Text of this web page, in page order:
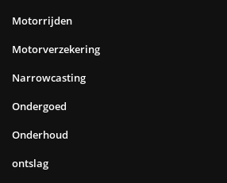
Motorrijden
Motorverzekering
Narrowcasting
Ondergoed
Onderhoud
ontslag